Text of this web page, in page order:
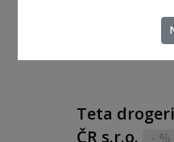
Teta
ČR s.r.o.
- %